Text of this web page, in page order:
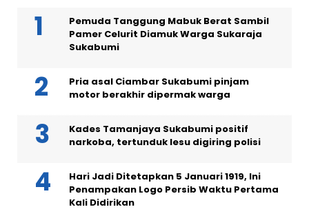
Pemuda Tanggung Mabuk Berat Sambil
Pamer Celurit Diamuk Warga Sukaraja
Sukabumi
Pria asal Ciambar Sukabumi pinjam
motor berakhir dipermak warga
Kades Tamanjaya Sukabumi positif
narkoba, tertunduk lesu digiring polisi
Hari Jadi Ditetapkan 5 Januari 1919, Ini
Penampakan Logo Persib Waktu Pertama
Kali Didirikan